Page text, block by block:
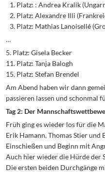
Platz: : Andrea Kralik
Platz: Alexandre Illi
Platz: Mathias Lanoisellé
…
5. Platz: Gisela Becker
11. Platz: Tanja Balogh
15. Platz: Stefan Brendel
Am Abend haben wir dann
passieren lassen und schonmal
Tag 2: Der
Früh ging es wieder los für die
Erik Hamann, Thomas Stier und
Einschießen und Beginn mit
Auch hier wieder die Hürde der
Die ersten beiden Durchgänge